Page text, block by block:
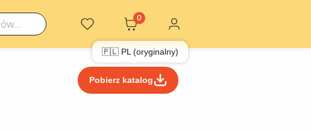
0
🇵🇱 PL (oryginalny)
Pobierz katalog